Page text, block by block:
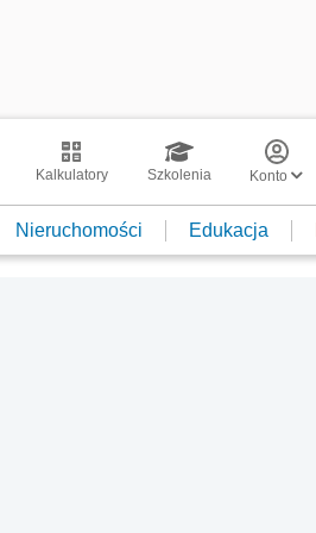
Kalkulatory Szkolenia Konto
Nieruchomości Edukacja